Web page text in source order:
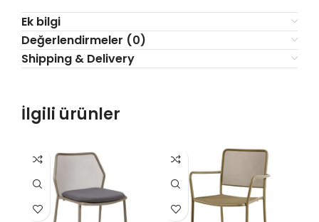
Ek bilgi
Değerlendirmeler (0)
Shipping & Delivery
İlgili ürünler